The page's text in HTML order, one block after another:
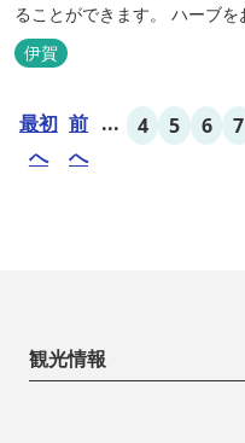
ることができます。 ハーブ
あらわれる「香りの湯」は、
広々とした空間とたっぷりの
お湯をお楽しみいただけま...
伊賀
最初
へ
前
へ
... 4 5 6 7
観光情報